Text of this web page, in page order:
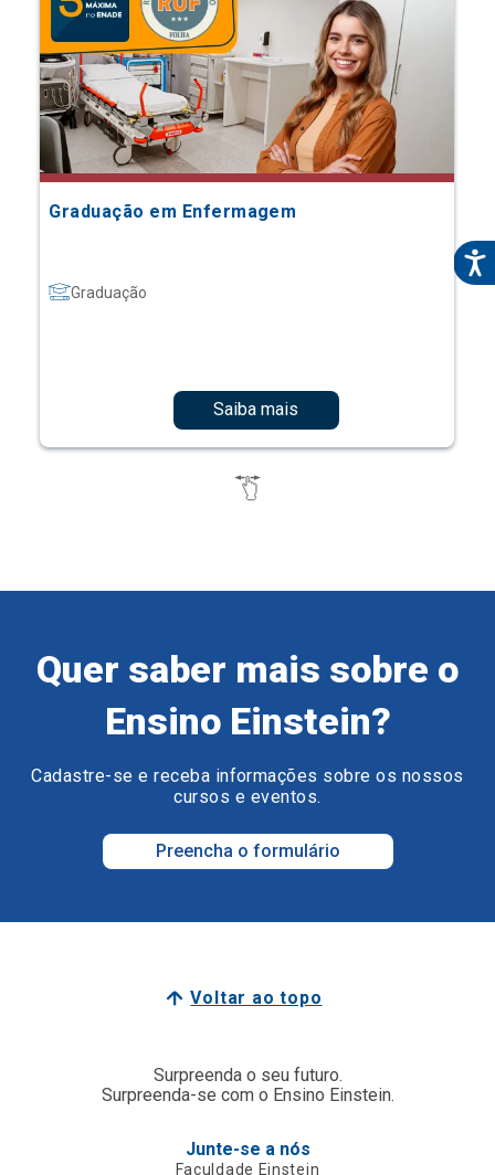
Graduação em Enfermagem
Graduação
Saiba mais
Quer saber mais sobre o
Ensino Einstein?
Cadastre-se e receba informações sobre os nossos
cursos e eventos.
Preencha o formulário
Voltar ao topo
Surpreenda o seu futuro.
Surpreenda-se com o Ensino Einstein.
Junte-se a nós
Faculdade Einstein